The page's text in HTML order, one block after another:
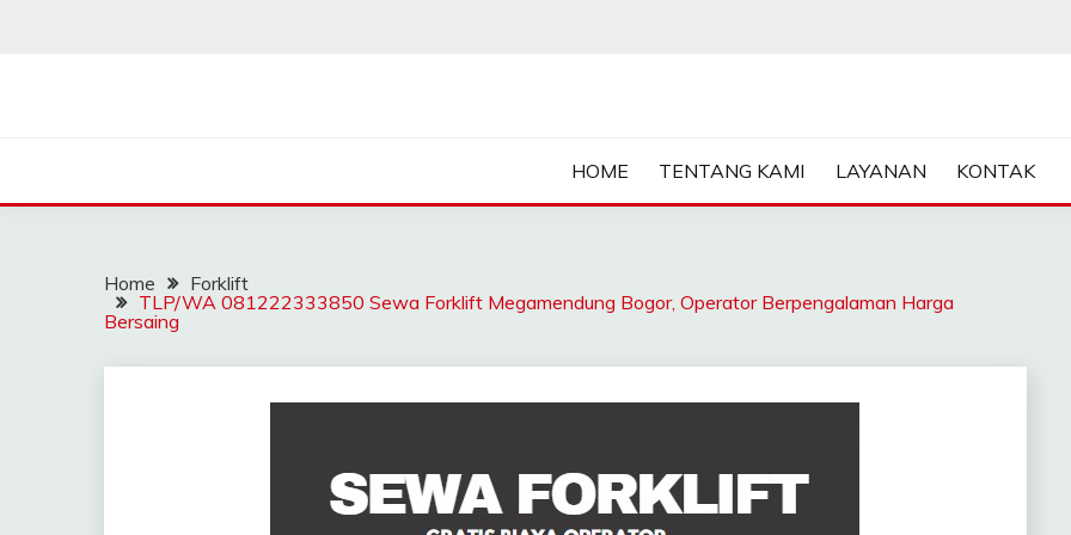
HOME TENTANG KAMI LAYANAN KONTAK
Home
Forklift
TLP/WA 081222333850 Sewa Forklift Megamendung Bogor, Operator Berpengalaman Harga
Bersaing